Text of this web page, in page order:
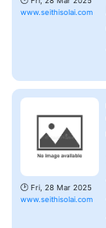
www.seithisolai.com
🕑 Fri, 28 Mar 2025
www.seithisolai.com